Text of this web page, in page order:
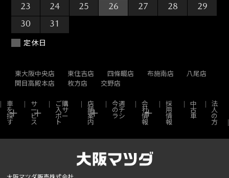
23
24 25 26 27 28
29
30
31
定休日
東大阪中央店 東住吉店 四條畷店 布施南店
八尾店
関目高殿本店
枚方店 交野店
車
を
探
す
サ
ー
ビ
ス
ご購
入サ
ポー
ト
店
舗
案
内
今週
のチ
ラシ
会
社
情
報
採
用
情
報
中
古
車
法
人
の
方